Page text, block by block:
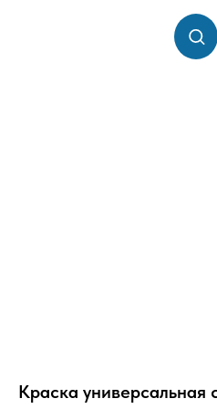
Краска универсальная